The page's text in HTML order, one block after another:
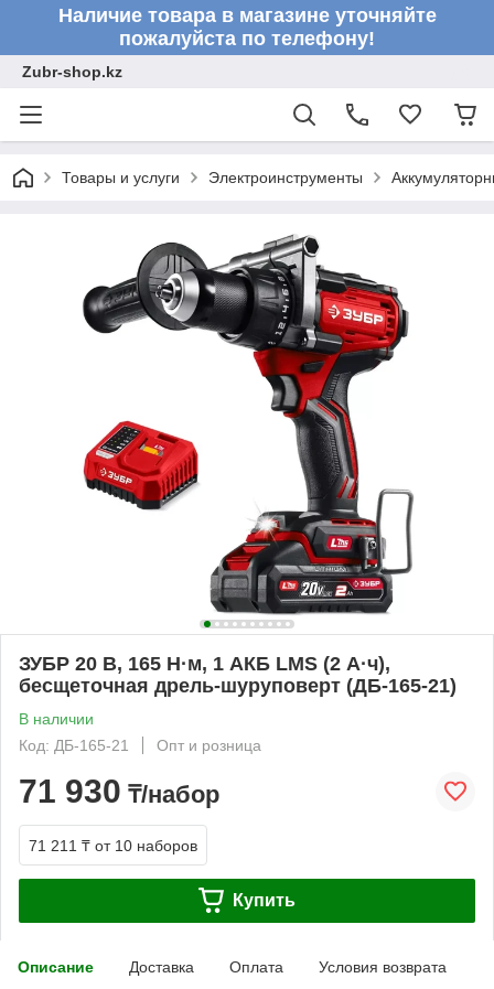
Наличие товара в магазине уточняйте
пожалуйста по телефону!
Zubr-shop.kz
Товары и услуги Электроинструменты
ЗУБР 20 В, 165 Н·м, 1 АКБ LMS (2 А·ч),
бесщеточная дрель-шуруповерт (ДБ-165-21)
В наличии
Код: ДБ-165-21
Опт и розница
71 930 ₸/набор
71 211 ₸ от 10 наборов
Купить
Описание Доставка Оплата Условия возврата